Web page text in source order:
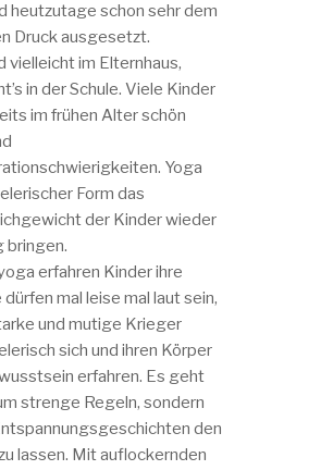
heutzutage schon sehr dem
Druck ausgesetzt.
vielleicht im Elternhaus,
in der Schule. Viele Kinder
im frühen Alter schön
Yoga
Form das
der Kinder wieder
bringen.
erfahren Kinder ihre
dürfen mal leise mal laut sein,
und mutige Krieger
sich und ihren Körper
erfahren. Es geht
strenge Regeln, sondern
den
lassen. Mit auflockernden